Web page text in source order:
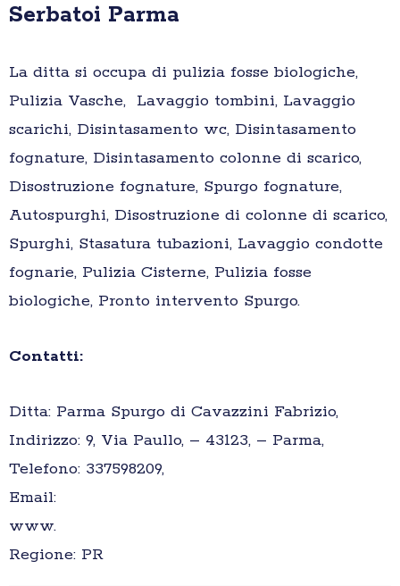
Serbatoi Parma
La ditta si occupa di pulizia fosse biologiche,
Pulizia Vasche, Lavaggio tombini, Lavaggio
scarichi, Disintasamento wc, Disintasamento
fognature, Disintasamento colonne di scarico,
Disostruzione fognature, Spurgo fognature,
Autospurghi, Disostruzione di colonne di scarico,
Spurghi, Stasatura tubazioni, Lavaggio condotte
fognarie, Pulizia Cisterne, Pulizia fosse
biologiche, Pronto intervento Spurgo.
Contatti:
Ditta: Parma Spurgo di Cavazzini Fabrizio,
Indirizzo: 9, Via Paullo, – 43123, – Parma,
Telefono: 337598209,
Email:
www.
Regione: PR